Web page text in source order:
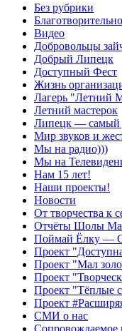
Без рубрики
Видео
Добровольцы
Добрый Липецк
Доступный Фест
Жизнь
Лагерь "Летний
Летний мастерок
Липецк — самый
Мир звуков и
Мы на радио)))
Мы на
Нам 15 лет!
Наши проекты!
Новости
От творчества к
Отчёты Шолы
Поймай Ёлку —
Проект
Проект "Мал
Проект
Проект "Тёплые
Проект
СМИ о нас
Сопровождаемое